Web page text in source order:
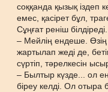
соққанда қызық іздеп
емес, қасірет бұл,
Сұңғат реніш білдіреді.
– Мейлің ендеше.
жартылап жеді де,
сүртіп, тәрелкесін
– Былтыр күзде... ол
біреу келді. Ол отыра